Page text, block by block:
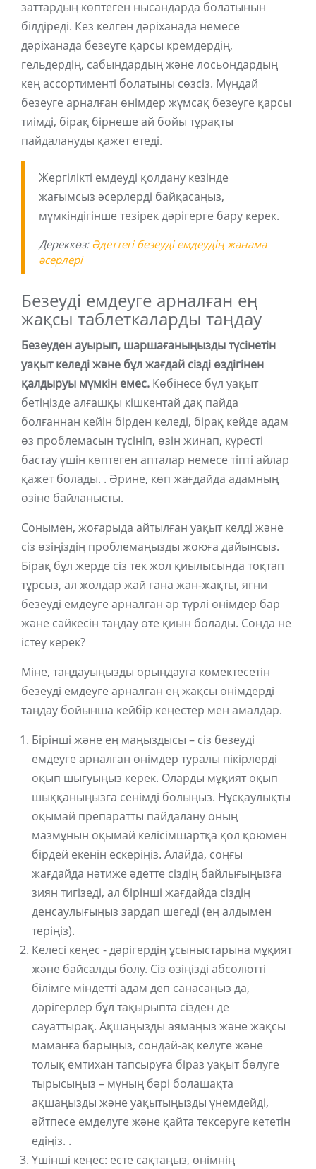
заттардың көптеген нысандарда болатынын
білдіреді. Кез келген дәріханада немесе
дәріханада безеуге қарсы кремдердің,
гельдердің, сабындардың және лосьондардың
кең ассортименті болатыны сөзсіз. Мұндай
безеуге арналған өнімдер жұмсақ безеуге қарсы
тиімді, бірақ бірнеше ай бойы тұрақты
пайдалануды қажет етеді.
Жергілікті емдеуді қолдану кезінде
жағымсыз әсерлерді байқасаңыз,
мүмкіндігінше тезірек дәрігерге бару керек.
Дереккөз: Әдеттегі безеуді емдеудің жанама
әсерлері
Безеуді емдеуге арналған ең
жақсы таблеткаларды таңдау
Безеуден ауырып, шаршағаныңызды түсінетін
уақыт келеді және бұл жағдай сізді өздігінен
қалдыруы мүмкін емес. Көбінесе бұл уақыт
бетіңізде алғашқы кішкентай дақ пайда
болғаннан кейін бірден келеді, бірақ кейде адам
өз проблемасын түсініп, өзін жинап, күресті
бастау үшін көптеген апталар немесе тіпті айлар
қажет болады. . Әрине, көп жағдайда адамның
өзіне байланысты.
Сонымен, жоғарыда айтылған уақыт келді және
сіз өзіңіздің проблемаңызды жоюға дайынсыз.
Бірақ бұл жерде сіз тек жол қиылысында тоқтап
тұрсыз, ал жолдар жай ғана жан-жақты, яғни
безеуді емдеуге арналған әр түрлі өнімдер бар
және сәйкесін таңдау өте қиын болады. Сонда не
істеу керек?
Міне, таңдауыңызды орындауға көмектесетін
безеуді емдеуге арналған ең жақсы өнімдерді
таңдау бойынша кейбір кеңестер мен амалдар.
Бірінші және ең маңыздысы – сіз безеуді
емдеуге арналған өнімдер туралы пікірлерді
оқып шығуыңыз керек. Оларды мұқият оқып
шыққаныңызға сенімді болыңыз. Нұсқаулықты
оқымай препаратты пайдалану оның
мазмұнын оқымай келісімшартқа қол қоюмен
бірдей екенін ескеріңіз. Алайда, соңғы
жағдайда нәтиже әдетте сіздің байлығыңызға
зиян тигізеді, ал бірінші жағдайда сіздің
денсаулығыңыз зардап шегеді (ең алдымен
теріңіз).
Келесі кеңес - дәрігердің ұсыныстарына мұқият
және байсалды болу. Сіз өзіңізді абсолютті
білімге міндетті адам деп санасаңыз да,
дәрігерлер бұл тақырыпта сізден де
сауаттырақ. Ақшаңызды аямаңыз және жақсы
маманға барыңыз, сондай-ақ келуге және
толық емтихан тапсыруға біраз уақыт бөлуге
тырысыңыз – мұның бәрі болашақта
ақшаңызды және уақытыңызды үнемдейді,
әйтпесе емделуге және қайта тексеруге кететін
едіңіз. .
Үшінші кеңес: есте сақтаңыз, өнімнің